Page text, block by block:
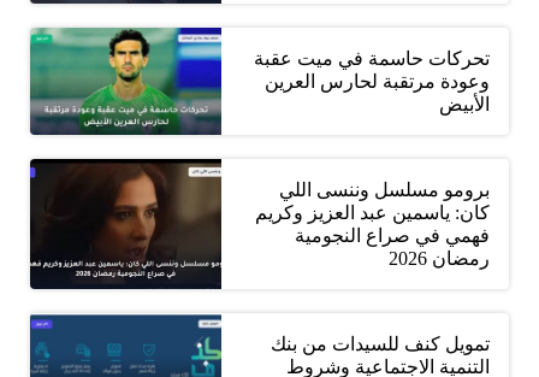
تحركات حاسمة في ميت عقبة
وعودة مرتقبة لحارس العرين
الأبيض
برومو مسلسل وننسى اللي
كان: ياسمين عبد العزيز وكريم
فهمي في صراع النجومية
رمضان 2026
تمويل كنف للسيدات من بنك
التنمية الاجتماعية وشروط